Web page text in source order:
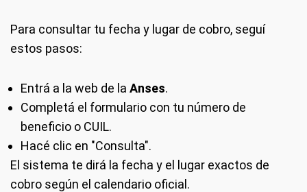
Para consultar tu fecha y lugar de cobro, seguí
estos pasos:
Entrá a la web de la Anses.
Completá el formulario con tu número de
beneficio o CUIL.
Hacé clic en "Consulta".
El sistema te dirá la fecha y el lugar exactos de
cobro según el calendario oficial.